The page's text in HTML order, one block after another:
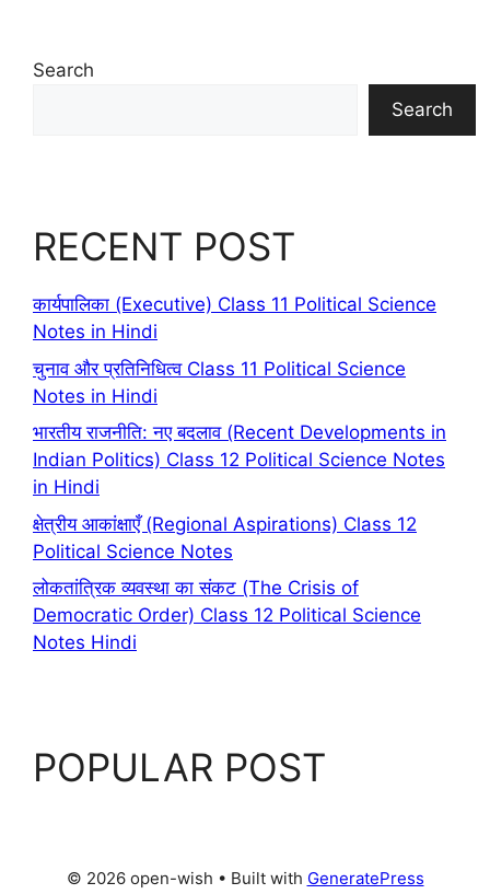
Search
Search
RECENT POST
कार्यपालिका (Executive) Class 11 Political Science
Notes in Hindi
चुनाव और प्रतिनिधित्व Class 11 Political Science
Notes in Hindi
भारतीय राजनीति: नए बदलाव (Recent Developments in
Indian Politics) Class 12 Political Science Notes
in Hindi
क्षेत्रीय आकांक्षाएँ (Regional Aspirations) Class 12
Political Science Notes
लोकतांत्रिक व्यवस्था का संकट (The Crisis of
Democratic Order) Class 12 Political Science
Notes Hindi
POPULAR POST
© 2026 open-wish • Built with GeneratePress